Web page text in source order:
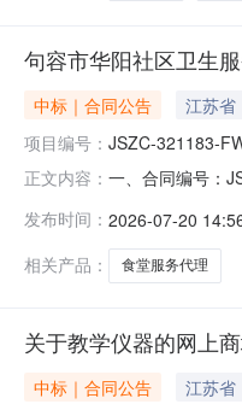
句容市华阳社区卫生
中标｜合同公告 江苏省
项目编号： JSZC-321183-
正文内容： 一、合同编号：
系方式：
发布时间： 2026-07-20
相关产品：
食堂服务代理
关于教学仪器的网上
中标｜合同公告 江苏省